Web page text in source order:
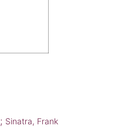
; Sinatra, Frank